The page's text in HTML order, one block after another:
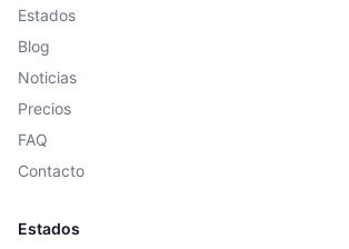
Estados
Blog
Noticias
Precios
FAQ
Contacto
Estados